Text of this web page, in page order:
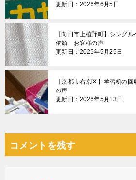
更新日：2026年6月5日
【向日市上植野町】シング
依頼 お客様の声
更新日：2026年5月25日
【京都市右京区】学習机の
の声
更新日：2026年5月13日
コメントを残す